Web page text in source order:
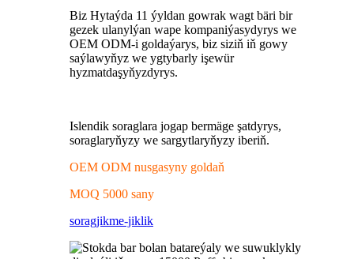
Biz Hytaýda 11 ýyldan gowrak wagt bäri bir
gezek ulanylýan wape kompaniýasydyrys we
OEM ODM-i goldaýarys, biz siziň iň gowy
saýlawyňyz we ygtybarly işewür
hyzmatdaşyňyzdyrys.
Islendik soraglara jogap bermäge şatdyrys,
soraglaryňyzy we sargytlaryňyzy iberiň.
OEM ODM nusgasyny goldaň
MOQ 5000 sany
soragjikme-jiklik